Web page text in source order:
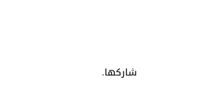
شاركها.